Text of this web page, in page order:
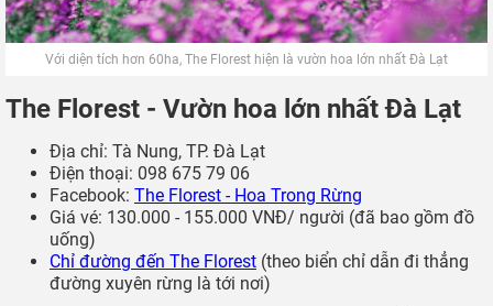
Với diện tích hơn 60ha, The Florest hiện là vườn hoa lớn nhất Đà Lạt
The Florest - Vườn hoa lớn nhất Đà Lạt
Địa chỉ: Tà Nung, TP. Đà Lạt
Điện thoại: 098 675 79 06
Facebook: The Florest - Hoa Trong Rừng
Giá vé: 130.000 - 155.000 VNĐ/ người (đã bao gồm đồ
uống)
Chỉ đường đến The Florest (theo biển chỉ dẫn đi thẳng
đường xuyên rừng là tới nơi)